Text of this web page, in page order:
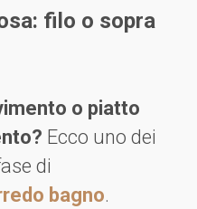
filo o sopra
o piatto
Ecco uno dei
di
bagno.